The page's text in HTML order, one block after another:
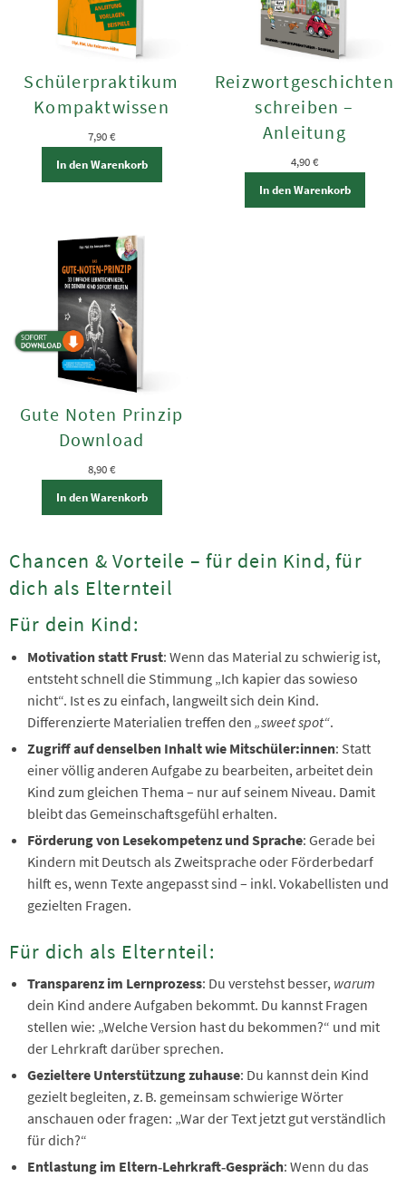
Schülerpraktikum
Kompaktwissen
7,90€
In den Warenkorb
Reizwortgeschichten
schreiben –
Anleitung
4,90€
In den Warenkorb
Gute Noten Prinzip
Download
8,90€
In den Warenkorb
Chancen & Vorteile – für dein Kind, für
dich als Elternteil
Für dein Kind:
Motivation statt Frust: Wenn das Material zu schwierig ist,
entsteht schnell die Stimmung „Ich kapier das sowieso
nicht“. Ist es zu einfach, langweilt sich dein Kind.
Differenzierte Materialien treffen den „sweet spot“.
Zugriff auf denselben Inhalt wie Mitschüler:innen: Statt
einer völlig anderen Aufgabe zu bearbeiten, arbeitet dein
Kind zum gleichen Thema – nur auf seinem Niveau. Damit
bleibt das Gemeinschaftsgefühl erhalten.
Förderung von Lesekompetenz und Sprache: Gerade bei
Kindern mit Deutsch als Zweitsprache oder Förderbedarf
hilft es, wenn Texte angepasst sind – inkl. Vokabellisten und
gezielten Fragen.
Für dich als Elternteil:
Transparenz im Lernprozess: Du verstehst besser, warum
dein Kind andere Aufgaben bekommt. Du kannst Fragen
stellen wie: „Welche Version hast du bekommen?“ und mit
der Lehrkraft darüber sprechen.
Gezieltere Unterstützung zuhause: Du kannst dein Kind
gezielt begleiten, z. B. gemeinsam schwierige Wörter
anschauen oder fragen: „War der Text jetzt gut verständlich
für dich?“
Entlastung im Eltern‑Lehrkraft‑Gespräch: Wenn du das